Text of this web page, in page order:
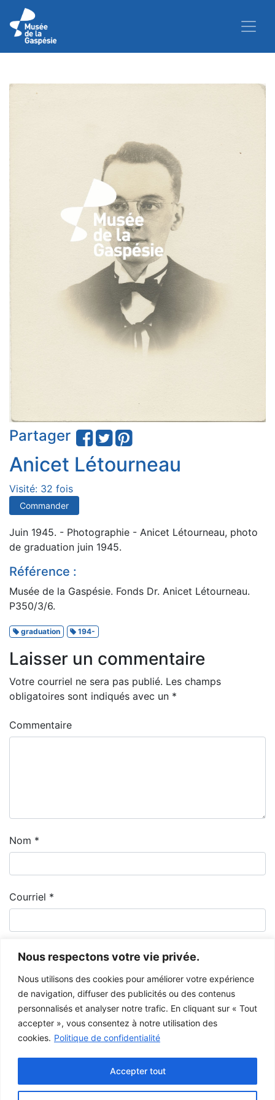
Nous respectons votre vie privée.
Nous utilisons des cookies pour améliorer votre expérience
de navigation, diffuser des publicités ou des contenus
personnalisés et analyser notre trafic. En cliquant sur « Tout
accepter », vous consentez à notre utilisation des
cookies. Politique de confidentialité
Accepter tout
Partager
Anicet Létourneau
Visité: 32 fois
Commander
Juin 1945. - Photographie - Anicet Létourneau, photo
de graduation juin 1945.
Référence :
Musée de la Gaspésie. Fonds Dr. Anicet Létourneau.
P350/3/6.
graduation 194-
Laisser un commentaire
Votre courriel ne sera pas publié. Les champs
obligatoires sont indiqués avec un *
Commentaire
Nom *
Courriel *
pas modifier l’œuvre et d’inscrire la référence complète.
Pour toute autre utilisation à des fins publiques, veuillez contacter le